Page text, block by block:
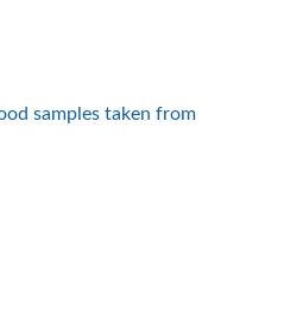
samples taken from